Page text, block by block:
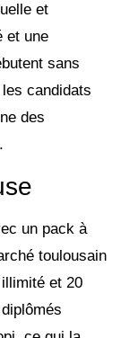
et
et une
sans
candidats
des
un pack à
toulousain
et 20